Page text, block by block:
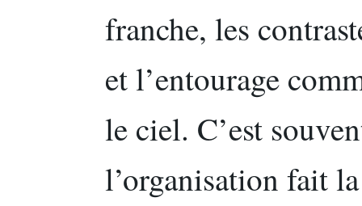
franche, les
et l’entourage
le ciel. C’est
l’organisation fait